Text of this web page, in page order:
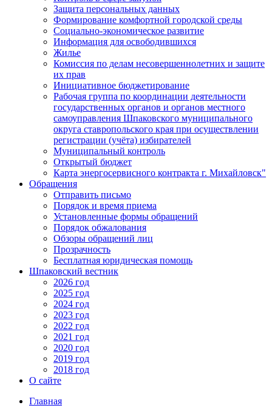
Защита персональных данных
Формирование комфортной городской среды
Социально-экономическое развитие
Информация для освободившихся
Жилье
Комиссия по делам несовершеннолетних и защите
их прав
Инициативное бюджетирование
Рабочая группа по координации деятельности
государственных органов и органов местного
самоуправления Шпаковского муниципального
округа ставропольского края при осуществлении
регистрации (учёта) избирателей
Муниципальный контроль
Открытый бюджет
Карта энергосервисного контракта г. Михайловск"
Обращения
Отправить письмо
Порядок и время приема
Установленные формы обращений
Порядок обжалования
Обзоры обращений лиц
Прозрачность
Бесплатная юридическая помощь
Шпаковский вестник
2026 год
2025 год
2024 год
2023 год
2022 год
2021 год
2020 год
2019 год
2018 год
О сайте
Главная